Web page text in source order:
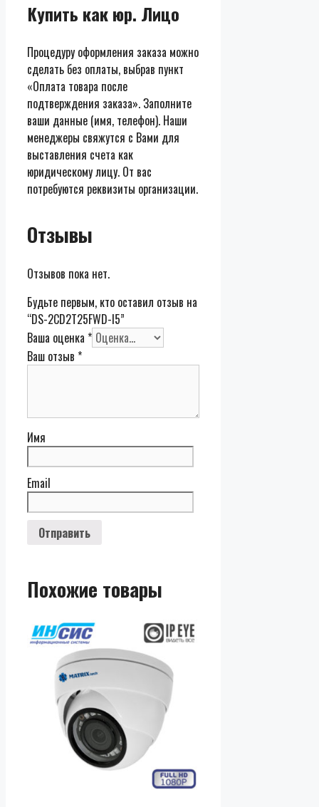
Купить как юр. Лицо
Процедуру оформления заказа можно
сделать без оплаты, выбрав пункт
«Оплата товара после
подтверждения заказа». Заполните
ваши данные (имя, телефон). Наши
менеджеры свяжутся с Вами для
выставления счета как
юридическому лицу. От вас
потребуются реквизиты организации.
Отзывы
Отзывов пока нет.
Будьте первым, кто оставил отзыв на
“DS-2CD2T25FWD-I5”
Ваша оценка *
Ваш отзыв *
Имя
Email
Похожие товары